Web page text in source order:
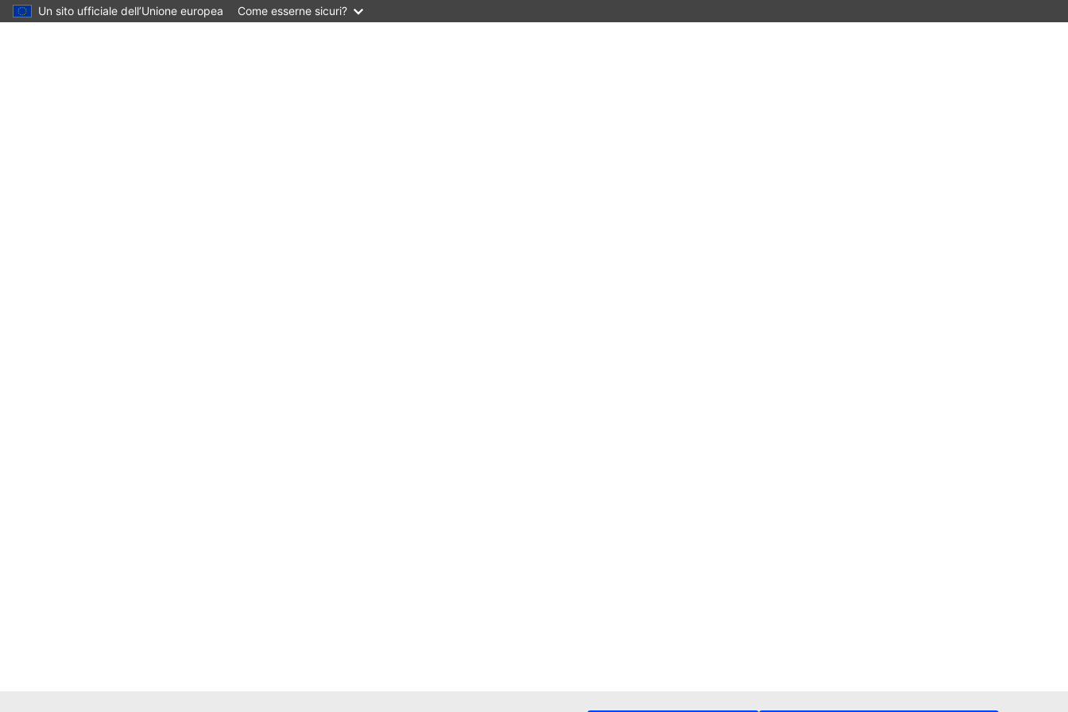
Un sito ufficiale dell’Unione europea Come esserne sicuri?